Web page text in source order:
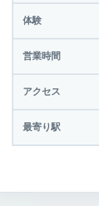
体験
営業時間
アクセス
最寄り駅